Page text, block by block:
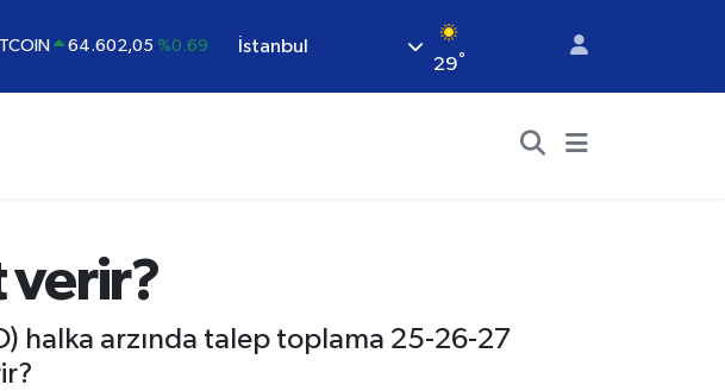
64.602,05 %0.69
BİST100 13.768
İstanbul
29°
verir?
halka arzında talep toplama 25-26-27